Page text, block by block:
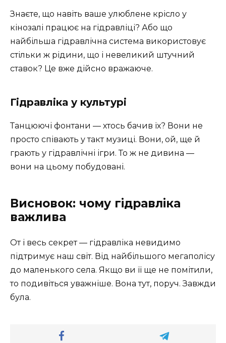
Знаєте, що навіть ваше улюблене крісло у
кінозалі працює на гідравліці? Або що
найбільша гідравлічна система використовує
стільки ж рідини, що і невеликий штучний
ставок? Це вже дійсно вражаюче.
Гідравліка у культурі
Танцюючі фонтани — хтось бачив їх? Вони не
просто співають у такт музиці. Вони, ой, ще й
грають у гідравлічні ігри. То ж не дивина —
вони на цьому побудовані.
Висновок: чому гідравліка
важлива
От і весь секрет — гідравліка невидимо
підтримує наш світ. Від найбільшого мегаполісу
до маленького села. Якщо ви її ще не помітили,
то подивіться уважніше. Вона тут, поруч. Завжди
була.